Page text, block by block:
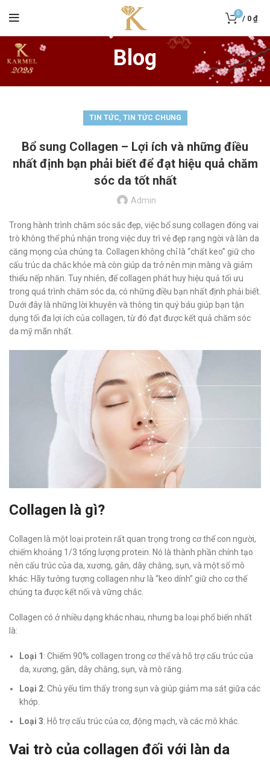
0
/ 0 ₫
Blog
TIN TỨC, TIN TỨC CHUNG
Bổ sung Collagen – Lợi ích và những điều
nhất định bạn phải biết để đạt hiệu quả chăm
sóc da tốt nhất
Admin
Trong hành trình chăm sóc sắc đẹp, việc bổ sung collagen đóng vai
trò không thể phủ nhận trong việc duy trì vẻ đẹp rạng ngời và làn da
căng mọng của chúng ta. Collagen không chỉ là “chất keo” giữ cho
cấu trúc da chắc khỏe mà còn giúp da trở nên mịn màng và giảm
thiểu nếp nhăn. Tuy nhiên, để collagen phát huy hiệu quả tối ưu
trong quá trình chăm sóc da, có những điều bạn nhất định phải biết.
Dưới đây là những lời khuyên và thông tin quý báu giúp bạn tận
dụng tối đa lợi ích của collagen, từ đó đạt được kết quả chăm sóc
da mỹ mãn nhất.
Collagen là gì?
Collagen là một loại protein rất quan trọng trong cơ thể con người,
chiếm khoảng 1/3 tổng lượng protein. Nó là thành phần chính tạo
nên cấu trúc của da, xương, gân, dây chằng, sụn, và một số mô
khác. Hãy tưởng tượng collagen như là “keo dính” giữ cho cơ thể
chúng ta được kết nối và vững chắc.
Collagen có ở nhiều dạng khác nhau, nhưng ba loại phổ biến nhất
là:
Loại 1 : Chiếm 90% collagen trong cơ thể và hỗ trợ cấu trúc của
da, xương, gân, dây chằng, sụn, và mô răng.
Loại 2: Chủ yếu tìm thấy trong sụn và giúp giảm ma sát giữa các
khớp.
Loại 3: Hỗ trợ cấu trúc của cơ, động mạch, và các mô khác.
Vai trò của collagen đối với làn da